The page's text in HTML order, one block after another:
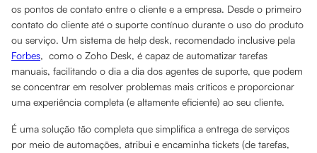
os pontos de contato entre o cliente e a empresa. Desde o primeiro
contato do cliente até o suporte contínuo durante o uso do produto
ou serviço. Um sistema de help desk, recomendado inclusive pela
Forbes, como o Zoho Desk, é capaz de automatizar tarefas
manuais, facilitando o dia a dia dos agentes de suporte, que podem
se concentrar em resolver problemas mais críticos e proporcionar
uma experiência completa (e altamente eficiente) ao seu cliente.
É uma solução tão completa que simplifica a entrega de serviços
por meio de automações, atribui e encaminha tickets (de tarefas,